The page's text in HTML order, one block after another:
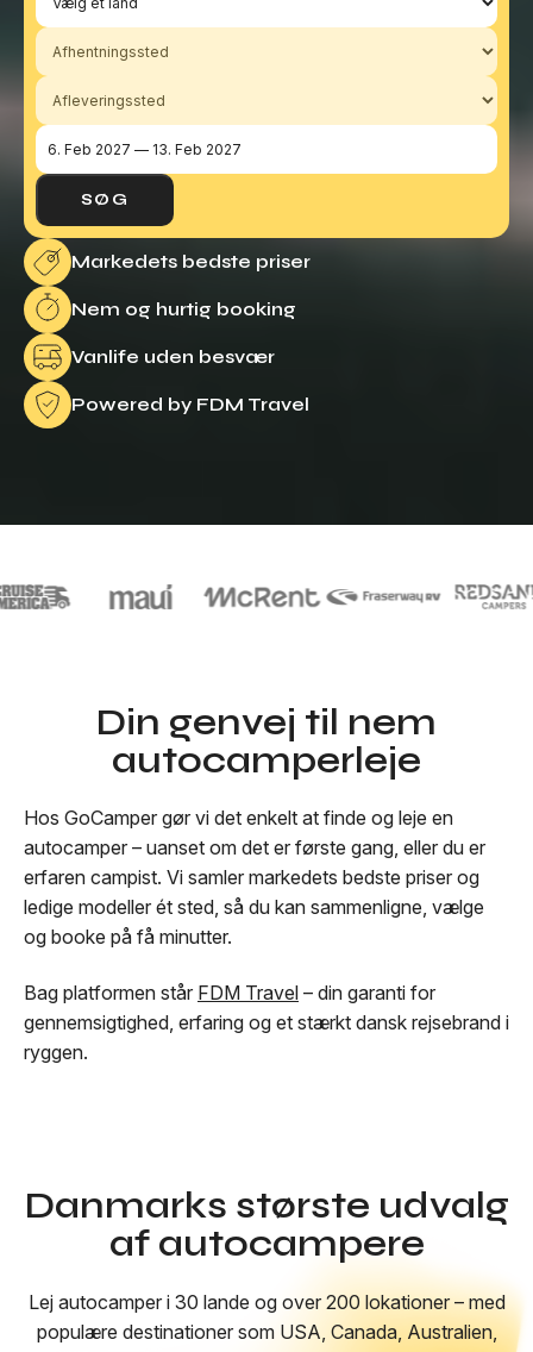
SØG
Markedets bedste priser
Nem og hurtig booking
Vanlife uden besvær
Powered by FDM Travel
Din genvej til nem
autocamperleje
Hos GoCamper gør vi det enkelt at finde og leje en
autocamper – uanset om det er første gang, eller du er
erfaren campist. Vi samler markedets bedste priser og
ledige modeller ét sted, så du kan sammenligne, vælge
og booke på få minutter.
Bag platformen står FDM Travel – din garanti for
gennemsigtighed, erfaring og et stærkt dansk rejsebrand i
ryggen.
Danmarks største udvalg
af autocampere
Lej autocamper i 30 lande og over 200 lokationer – med
populære destinationer som USA, Canada, Australien,